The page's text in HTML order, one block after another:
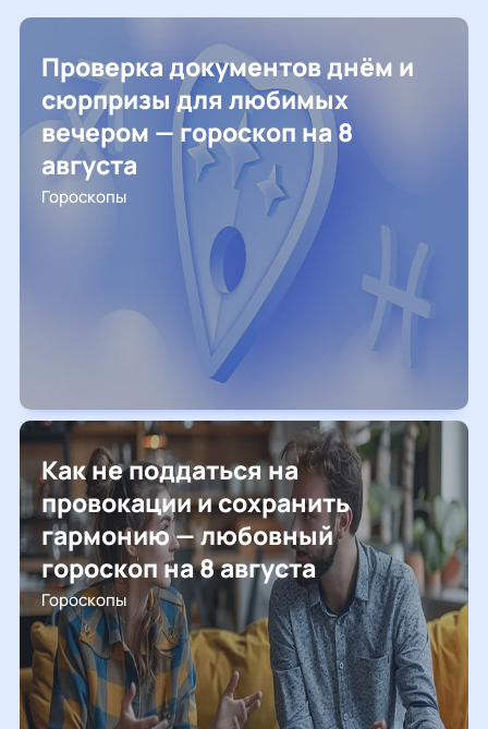
Проверка документов днём и
сюрпризы для любимых
вечером — гороскоп на 8
августа
Гороскопы
Как не поддаться на
провокации и сохранить
гармонию — любовный
гороскоп на 8 августа
Гороскопы